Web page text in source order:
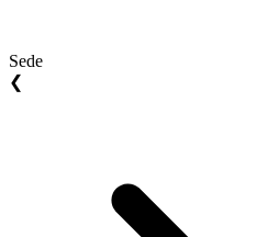
Sede
❮